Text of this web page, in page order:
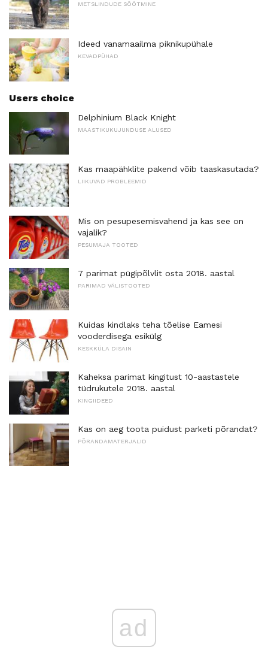
METSLINDUDE SÖÖTMINE
Ideed vanamaailma piknikupühale
KEVADPÜHAD
Users choice
Delphinium Black Knight
MAASTIKUKUJUNDUSE ALUSED
Kas maapähklite pakend võib taaskasutada?
LIIKUVAD PROBLEEMID
Mis on pesupesemisvahend ja kas see on
vajalik?
PESUMAJA TOOTED
7 parimat pügipõlvlit osta 2018. aastal
PARIMAD VÄLISTOOTED
Kuidas kindlaks teha tõelise Eamesi
vooderdisega esikülg
KESKKÜLA DISAIN
Kaheksa parimat kingitust 10-aastastele
tüdrukutele 2018. aastal
KINGIIDEED
Kas on aeg toota puidust parketi põrandat?
PÕRANDAMATERJALID
ad